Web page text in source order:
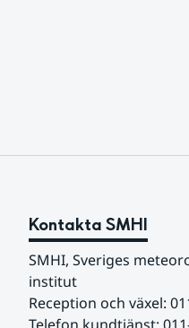
Kontakta SMHI
SMHI, Sveriges
institut
Reception och växel: